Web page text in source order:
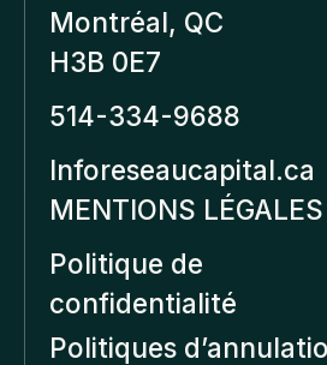
Montréal, QC
H3B 0E7
514-334-9688
Inforeseaucapital.ca
MENTIONS LÉGALES
Politique de
confidentialité
Politiques